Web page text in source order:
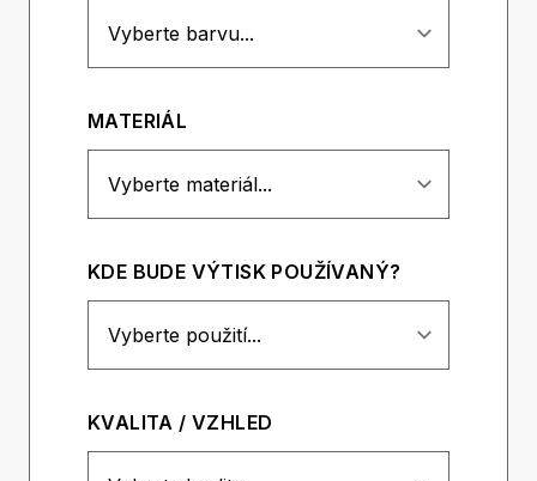
MATERIÁL
KDE BUDE VÝTISK POUŽÍVANÝ?
KVALITA / VZHLED